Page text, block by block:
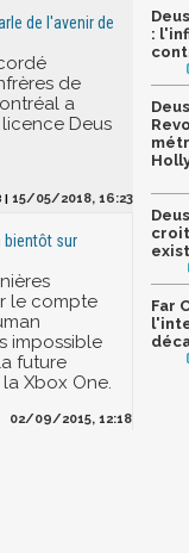
de l'avenir de
de
a
Deus
| 15/05/2018, 16:23
bientôt sur
le compte
impossible
future
Xbox One.
02/09/2015, 12:18
:
Far